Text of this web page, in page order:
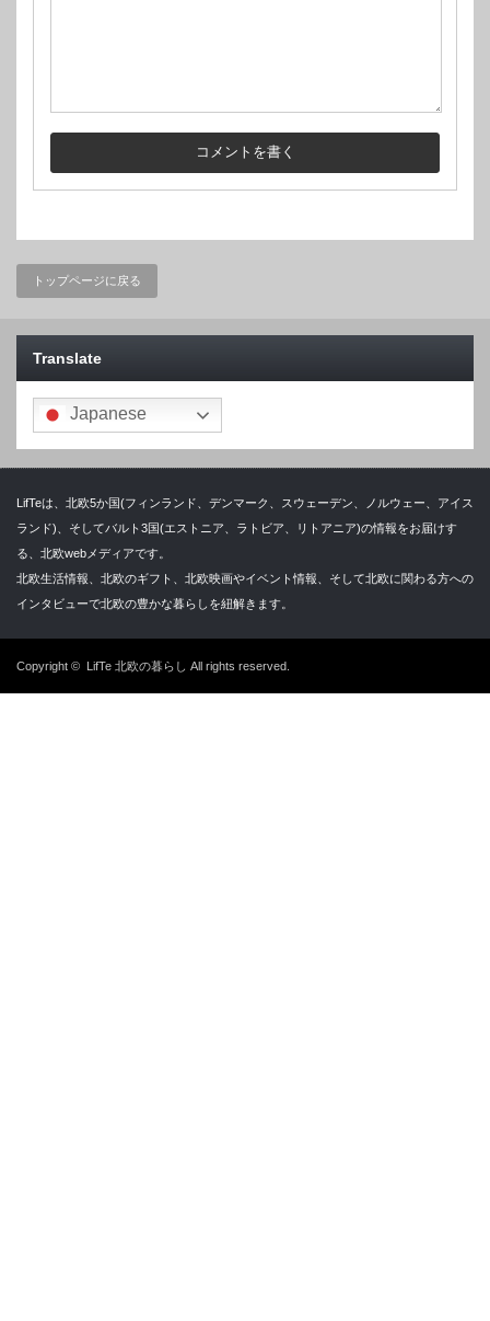
トップページに戻る
Translate
Japanese
LifTeは、北欧5か国(フィンランド、デンマーク、スウェーデン、ノルウェー、アイス
ランド)、そしてバルト3国(エストニア、ラトビア、リトアニア)の情報をお届けす
る、北欧webメディアです。
北欧生活情報、北欧のギフト、北欧映画やイベント情報、そして北欧に関わる方への
インタビューで北欧の豊かな暮らしを紐解きます。
Copyright © LifTe 北欧の暮らし All rights reserved.